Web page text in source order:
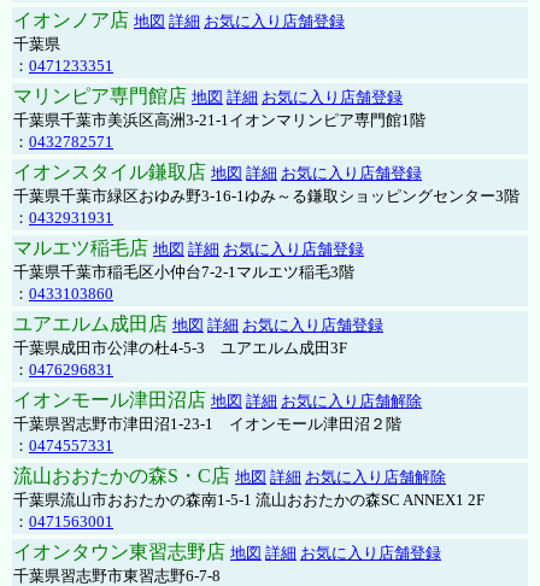
イオンノア店 地図 詳細 お気に入り店舗登録
千葉県
： 0471233351
マリンピア専門館店 地図 詳細 お気に入り店舗登録
千葉県千葉市美浜区高洲3-21-1イオンマリンピア専門館1階
： 0432782571
イオンスタイル鎌取店 地図 詳細 お気に入り店舗登録
千葉県千葉市緑区おゆみ野3-16-1ゆみ～る鎌取ショッピングセンター3階
： 0432931931
マルエツ稲毛店 地図 詳細 お気に入り店舗登録
千葉県千葉市稲毛区小仲台7-2-1マルエツ稲毛3階
： 0433103860
ユアエルム成田店 地図 詳細 お気に入り店舗登録
千葉県成田市公津の杜4-5-3 ユアエルム成田3F
： 0476296831
イオンモール津田沼店 地図 詳細 お気に入り店舗解除
千葉県習志野市津田沼1-23-1 イオンモール津田沼２階
： 0474557331
流山おおたかの森S・C店 地図 詳細 お気に入り店舗解除
千葉県流山市おおたかの森南1-5-1 流山おおたかの森SC ANNEX1 2F
： 0471563001
イオンタウン東習志野店 地図 詳細 お気に入り店舗登録
千葉県習志野市東習志野6-7-8